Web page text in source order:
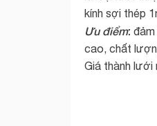
kính sợi thép
Ưu điểm:
cao, chất
Giá thành lưới